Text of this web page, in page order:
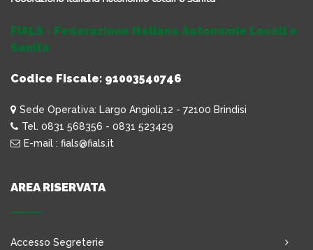
FIALS - Federazione Italiana Autonomie Locali e
Sanità
Codice Fiscale: 91003540746
Sede Operativa: Largo Angioli,12 - 72100 Brindisi
Tel. 0831 568356 - 0831 523429
E-mail : fials@fials.it
AREA RISERVATA
Accesso Segreterie